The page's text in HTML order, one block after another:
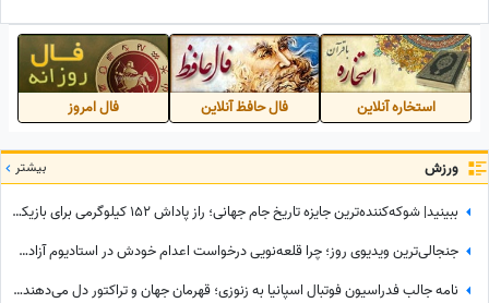
استخاره آنلاین فال حافظ آنلاین فال امروز
ورزش بیشتر
ببینید| شوکه‌کننده‌ترین جایزه تاریخ جام جهانی؛ راز پاداش 152 کیلوگرمی برای بازیکنان اسپانیا چیست؟
جنجالی‌ترین ویدیوی روز؛ چرا قلعه‌نویی درخواست اعدام خودش در استادیوم آزادی رو کرد؟
نامه جالب فدراسیون فوتبال اسپانیا به زنوزی؛ قهرمان جهان و تراکتور دل می‌دهند و قلوه می‌گیرند!